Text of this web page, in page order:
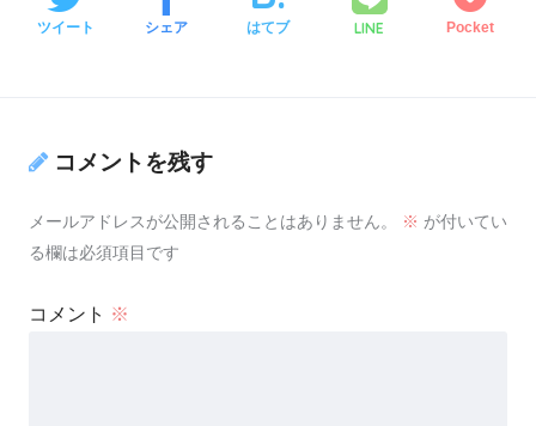
ツイート シェア はてブ LINE Pocket
コメントを残す
メールアドレスが公開されることはありません。 ※ が付いてい
る欄は必須項目です
コメント ※